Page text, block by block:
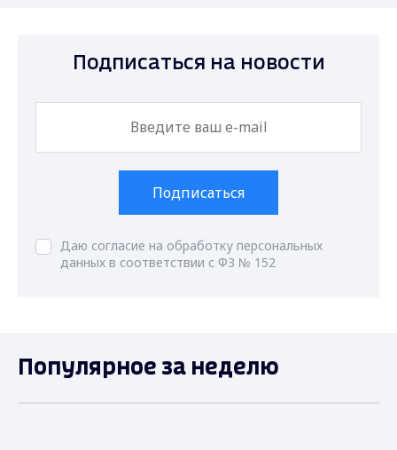
Подписаться на новости
Подписаться
Даю согласие на обработку персональных
данных в соответствии с ФЗ № 152
Популярное за неделю